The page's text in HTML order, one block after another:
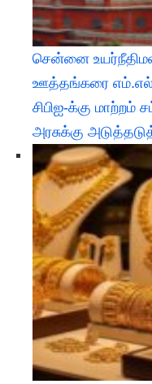
சென்னை
ஊத்தங்கரை
சிபிஐ-க்கு மாற்றம்
அரசுக்கு